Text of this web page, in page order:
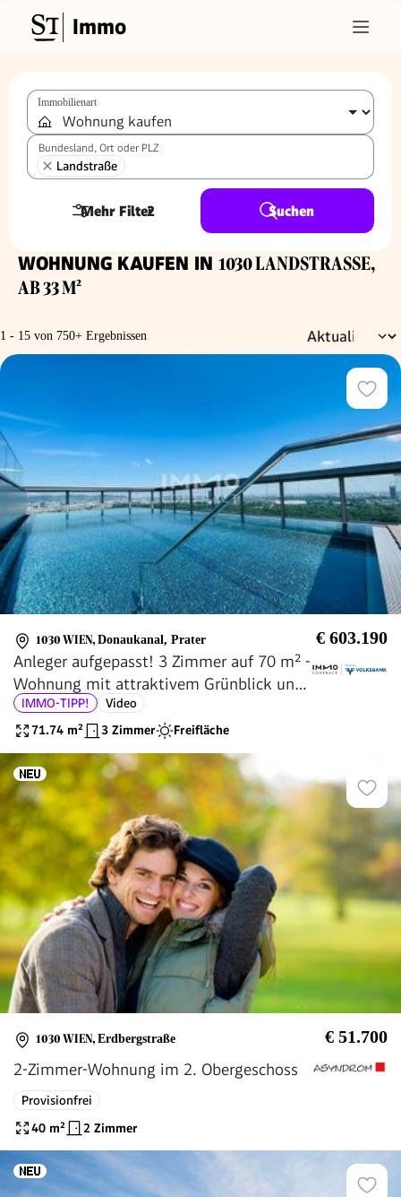
Immo
Immobilienart
Bundesland, Ort oder PLZ
Landstraße
Mehr Filter
2 Suchen
WOHNUNG KAUFEN IN 1030 LANDSTRASSE, A
B 33 M²
1 - 15 von 750+ Ergebnissen
1030 WIEN, Donaukanal, Prater € 603.190
Anleger aufgepasst! 3 Zimmer auf 70 m² -
Wohnung mit attraktivem Grünblick und
POOL am DACH
IMMO-TIPP!
Video
71.74 m² 3 Zimmer Freifläche
1030 WIEN, Erdbergstraße € 51.700
2-Zimmer-Wohnung im 2. Obergeschoss
Provisionfrei
40 m² 2 Zimmer